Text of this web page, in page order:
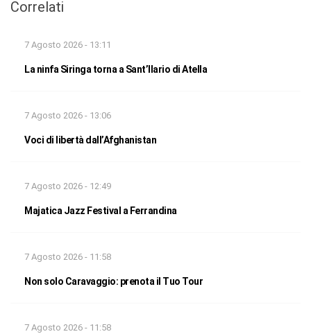
Correlati
7 Agosto 2026 - 13:11
La ninfa Siringa torna a Sant’Ilario di Atella
7 Agosto 2026 - 13:06
Voci di libertà dall’Afghanistan
7 Agosto 2026 - 12:49
Majatica Jazz Festival a Ferrandina
7 Agosto 2026 - 11:58
Non solo Caravaggio: prenota il Tuo Tour
7 Agosto 2026 - 11:58